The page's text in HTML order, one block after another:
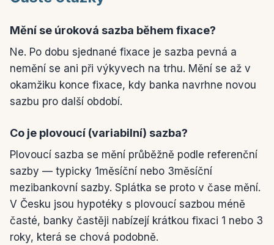
Mění se úroková sazba během fixace?
Ne. Po dobu sjednané fixace je sazba pevná a
nemění se ani při výkyvech na trhu. Mění se až v
okamžiku konce fixace, kdy banka navrhne novou
sazbu pro další období.
Co je plovoucí (variabilní) sazba?
Plovoucí sazba se mění průběžně podle referenční
sazby — typicky 1měsíční nebo 3měsíční
mezibankovní sazby. Splátka se proto v čase mění.
V Česku jsou hypotéky s plovoucí sazbou méně
časté, banky častěji nabízejí krátkou fixaci 1 nebo 3
roky, která se chová podobně.